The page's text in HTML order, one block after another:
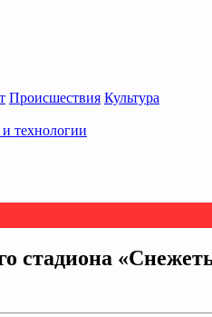
Происшествия Культура
технологии
стадиона